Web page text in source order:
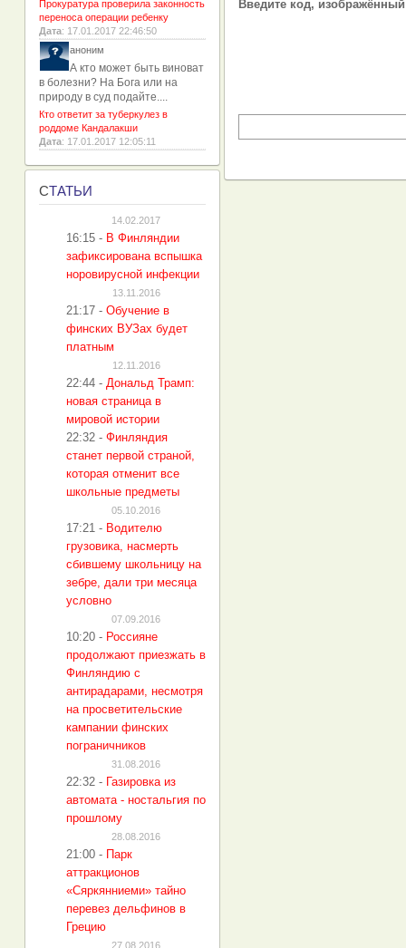
Введите код,
Прокуратура проверила законность
переноса операции ребенку
Дата: 17.01.2017 22:46:50
аноним
А кто может быть виноват
в болезни? На Бога или на
природу в суд подайте....
Кто ответит за туберкулез в
роддоме Кандалакши
Дата: 17.01.2017 12:05:11
СТАТЬИ
14.02.2017
16:15 - В Финляндии
зафиксирована вспышка
норовирусной инфекции
13.11.2016
21:17 - Обучение в
финских ВУЗах будет
платным
12.11.2016
22:44 - Дональд Трамп:
новая страница в
мировой истории
22:32 - Финляндия
станет первой страной,
которая отменит все
школьные предметы
05.10.2016
17:21 - Водителю
грузовика, насмерть
сбившему школьницу на
зебре, дали три месяца
условно
07.09.2016
10:20 - Россияне
продолжают приезжать в
Финляндию с
антирадарами, несмотря
на просветительские
кампании финских
пограничников
31.08.2016
22:32 - Газировка из
автомата - ностальгия по
прошлому
28.08.2016
21:00 - Парк
аттракционов
«Сяркянниеми» тайно
перевез дельфинов в
Грецию
27.08.2016